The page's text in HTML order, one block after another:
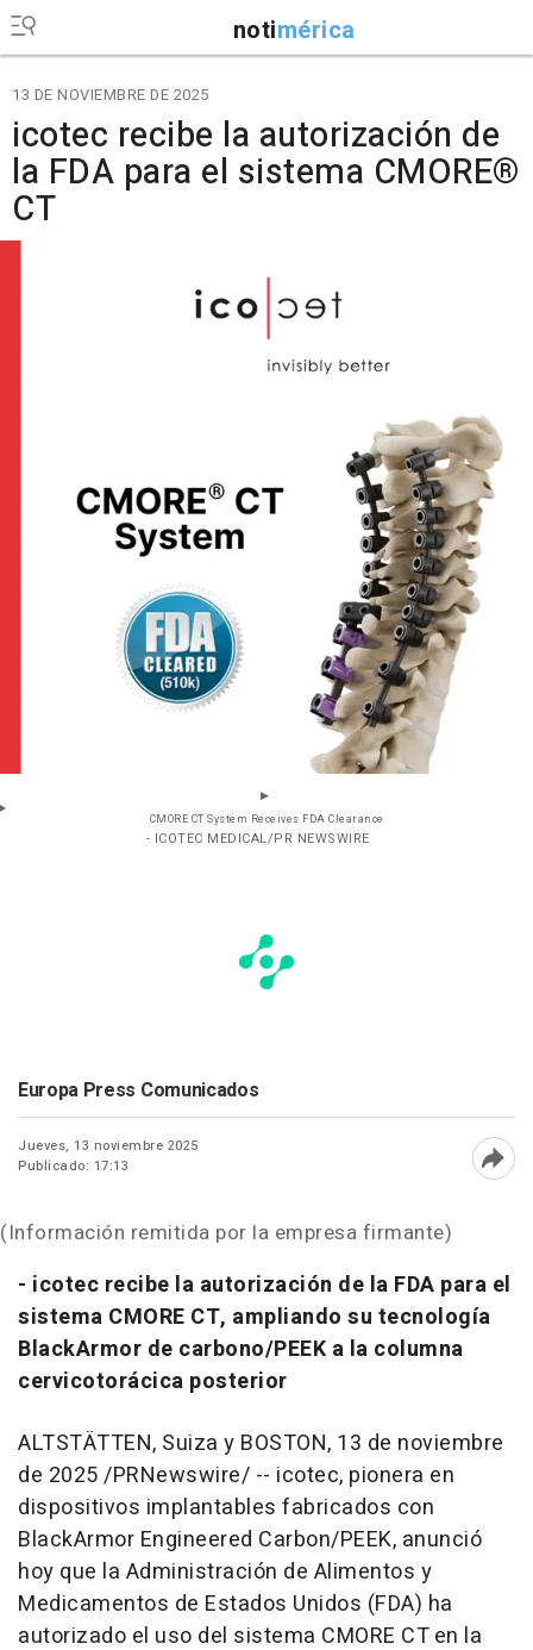
notimérica
13 DE NOVIEMBRE DE 2025
icotec recibe la autorización de
la FDA para el sistema CMORE®
CT
CMORE CT System Receives FDA Clearance
- ICOTEC MEDICAL/PR NEWSWIRE
Europa Press Comunicados
Jueves, 13 noviembre 2025
Publicado: 17:13
(Información remitida por la empresa firmante)
- icotec recibe la autorización de la FDA para el
sistema CMORE CT, ampliando su tecnología
BlackArmor de carbono/PEEK a la columna
cervicotorácica posterior
ALTSTÄTTEN, Suiza y BOSTON, 13 de noviembre
de 2025/PRNewswire/ -- icotec, pionera en
dispositivos implantables fabricados con
BlackArmor Engineered Carbon/PEEK, anunció
hoy que la Administración de Alimentos y
Medicamentos de Estados Unidos (FDA) ha
autorizado el uso del sistema CMORE CT en la